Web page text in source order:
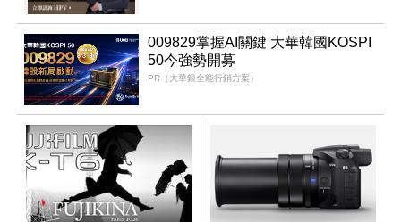
009829掌握AI關鍵 大華韓國KOSPI
50今強勢開募
PR（大華銀全能行銷方案）